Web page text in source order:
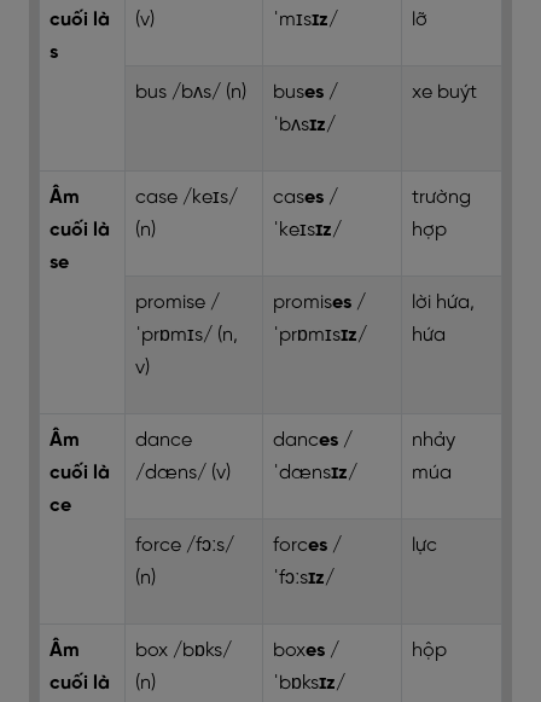
cuối là
s
(v)
ˈmɪsɪz/
lỡ
bus /bʌs/ (n) buses /
ˈbʌsɪz/
xe buýt
Âm
cuối là
se
case /keɪs/
(n)
cases /
ˈkeɪsɪz/
trường
hợp
promise /
ˈprɒmɪs/ (n,
v)
promises /
ˈprɒmɪsɪz/
lời hứa,
hứa
Âm
cuối là
ce
dance
/dæns/ (v)
dances /
ˈdænsɪz/
nhảy
múa
force /fɔːs/
(n)
forces /
ˈfɔːsɪz/
lực
Âm
cuối là
box /bɒks/
(n)
boxes /
ˈbɒksɪz/
hộp